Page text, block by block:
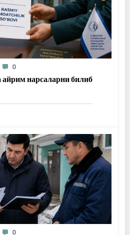
0
айрим нарсаларни билиб
0